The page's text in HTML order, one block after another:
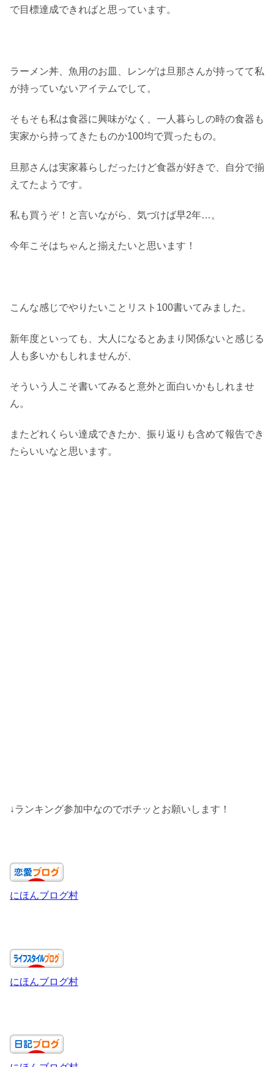
で目標達成できればと思っています。
ラーメン丼、魚用のお皿、レンゲは旦那さんが持ってて私
が持っていないアイテムでして。
そもそも私は食器に興味がなく、一人暮らしの時の食器も
実家から持ってきたものか100均で買ったもの。
旦那さんは実家暮らしだったけど食器が好きで、自分で揃
えてたようです。
私も買うぞ！と言いながら、気づけば早2年…。
今年こそはちゃんと揃えたいと思います！
こんな感じでやりたいことリスト100書いてみました。
新年度といっても、大人になるとあまり関係ないと感じる
人も多いかもしれませんが、
そういう人こそ書いてみると意外と面白いかもしれませ
ん。
またどれくらい達成できたか、振り返りも含めて報告でき
たらいいなと思います。
↓ランキング参加中なのでポチッとお願いします！
にほんブログ村
にほんブログ村